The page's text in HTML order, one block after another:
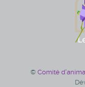
© Comité